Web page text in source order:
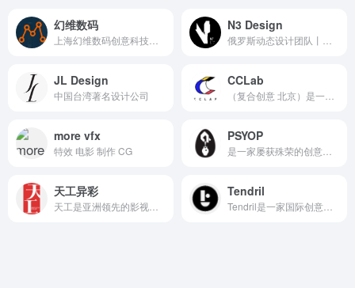
幻维数码 N3 Design
JL Design
中国台湾著名设计公司
CCLab
more vfx
特效 电影 制作 CG
PSYOP
天工异彩 Tendril